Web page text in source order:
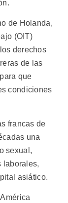
de Holanda,
(OIT)
derechos
de las
que
condiciones
francas de
una
sexual,
laborales,
asiático.